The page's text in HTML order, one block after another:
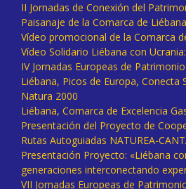
II Jornadas de Conexión del
Paisanaje de la Comarca de
Vídeo promocional de la Comarca
Vídeo Solidario Liébana con
IV Jornadas Europeas de
Liébana, Picos de Europa, Conecta
Natura 2000
Liébana, Comarca de Excelencia
Presentación del Proyecto de
Rutas Autoguiadas NATUREA-
Presentación Proyecto: «Liébana
generaciones interconectando
VII Jornadas Europeas de